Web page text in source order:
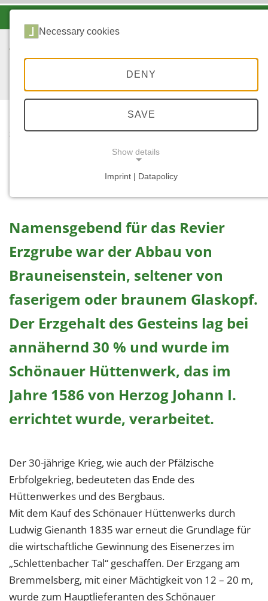
START ...
Das Forsthaus Erzgrube
Namensgebend für das Revier
Erzgrube war der Abbau von
Brauneisenstein, seltener von
faserigem oder braunem Glaskopf.
Der Erzgehalt des Gesteins lag bei
annähernd 30 % und wurde im
Schönauer Hüttenwerk, das im
Jahre 1586 von Herzog Johann I.
errichtet wurde, verarbeitet.
Der 30-jährige Krieg, wie auch der Pfälzische
Erbfolgekrieg, bedeuteten das Ende des
Hüttenwerkes und des Bergbaus.
Mit dem Kauf des Schönauer Hüttenwerks durch
Ludwig Gienanth 1835 war erneut die Grundlage für
die wirtschaftliche Gewinnung des Eisenerzes im
„Schlettenbacher Tal“ geschaffen. Der Erzgang am
Bremmelsberg, mit einer Mächtigkeit von 12 – 20 m,
wurde zum Hauptlieferanten des Schönauer
Necessary cookies
DENY
SAVE
Show details
Imprint | Datapolicy